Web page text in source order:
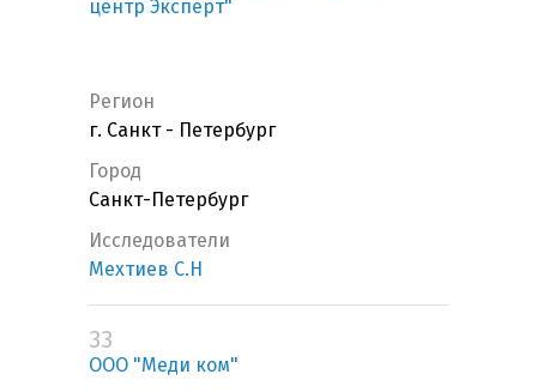
центр Эксперт"
Регион
г. Санкт - Петербург
Город
Санкт-Петербург
Исследователи
Мехтиев С.Н
33
ООО "Меди ком"